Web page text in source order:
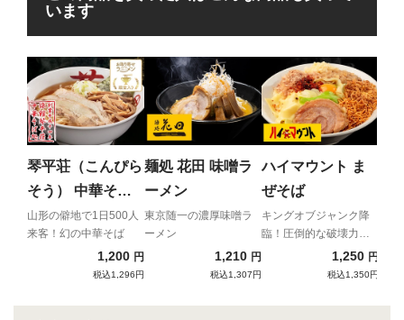
います
琴平荘（こんぴら
そう） 中華そば
（あっさり）
山形の僻地で1日500人
来客！幻の中華そば
1,200 円
税込1,296円
麺処 花田 味噌ラ
ーメン
東京随一の濃厚味噌ラ
ーメン
1,210 円
税込1,307円
ハイマウント ま
ぜそば
キングオブジャンク降
臨！圧倒的な破壊力と
1,250 円
税込1,350円